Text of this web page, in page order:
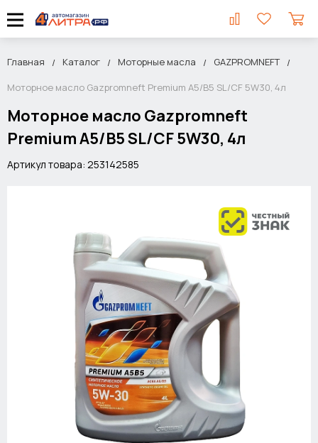
Главная Каталог Моторные масла
GAZPROMNEFT
Моторное масло Gazpromneft Premium A5/B5 SL/CF 5W30, 4л
Моторное масло Gazpromneft
Premium A5/B5 SL/CF 5W30, 4л
Артикул товара: 253142585